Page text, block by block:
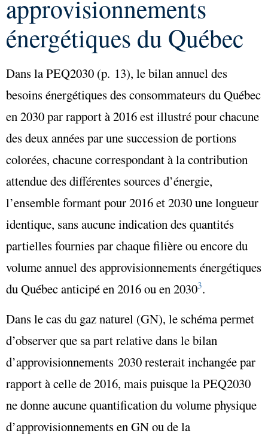
approvisionnements
énergétiques du Québec
Dans la PEQ2030 (p. 13), le bilan annuel des
besoins énergétiques des consommateurs du Québec
en 2030 par rapport à 2016 est illustré pour chacune
des deux années par une succession de portions
colorées, chacune correspondant à la contribution
attendue des différentes sources d’énergie,
l’ensemble formant pour 2016 et 2030 une longueur
identique, sans aucune indication des quantités
partielles fournies par chaque filière ou encore du
volume annuel des approvisionnements énergétiques
du Québec anticipé en 2016 ou en 20303.
Dans le cas du gaz naturel (GN), le schéma permet
d’observer que sa part relative dans le bilan
d’approvisionnements 2030 resterait inchangée par
rapport à celle de 2016, mais puisque la PEQ2030
ne donne aucune quantification du volume physique
d’approvisionnements en GN ou de la